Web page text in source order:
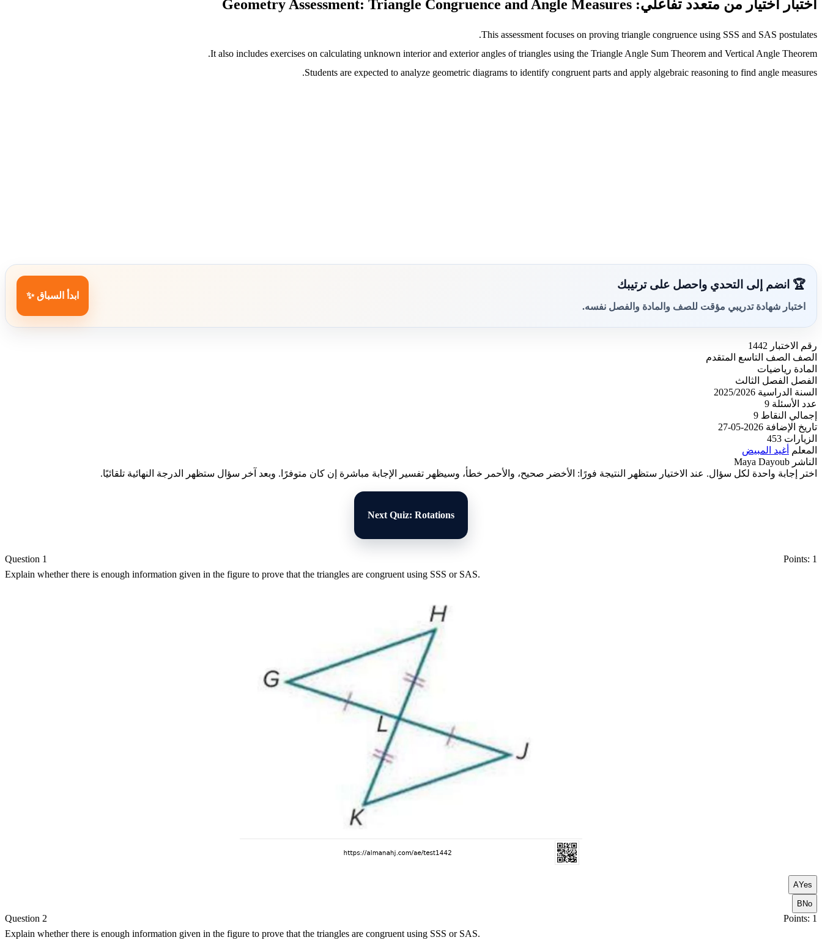
اختبار اختيار من متعدد تفاعلي: Geometry Assessment: Triangle Congruence and Angle Measures
This assessment focuses on proving triangle congruence using SSS and SAS postulates.
It also includes exercises on calculating unknown interior and exterior angles of triangles using the Triangle Angle Sum Theorem and Vertical Angle Theorem.
Students are expected to analyze geometric diagrams to identify congruent parts and apply algebraic reasoning to find angle measures.
🏆 انضم إلى التحدي واحصل على ترتيبك
اختبار شهادة تدريبي مؤقت للصف والمادة والفصل نفسه.
ابدأ السباق ✨
رقم الاختبار 1442
الصف الصف التاسع المتقدم
المادة رياضيات
الفصل الفصل الثالث
السنة الدراسية 2025/2026
عدد الأسئلة 9
إجمالي النقاط 9
تاريخ الإضافة 2026-05-27
الزيارات 453
المعلم أغيد المبيض
الناشر Maya Dayoub
اختر إجابة واحدة لكل سؤال. عند الاختيار ستظهر النتيجة فورًا: الأخضر صحيح، والأحمر خطأ، وسيظهر تفسير الإجابة مباشرة إن كان متوفرًا. وبعد آخر سؤال ستظهر الدرجة النهائية تلقائيًا.
Next Quiz: Rotations
Question 1
Points: 1
Explain whether there is enough information given in the figure to prove that the triangles are congruent using SSS or SAS.
AYes
B No
Question 2
Points: 1
Explain whether there is enough information given in the figure to prove that the triangles are congruent using SSS or SAS.